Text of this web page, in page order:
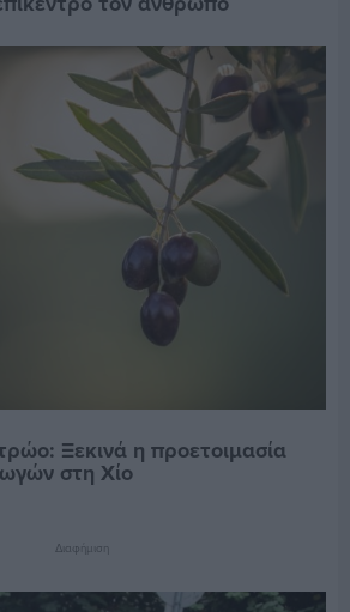
Ξεκινά η προετοιμασία
στη Χίο
Διαφήμιση